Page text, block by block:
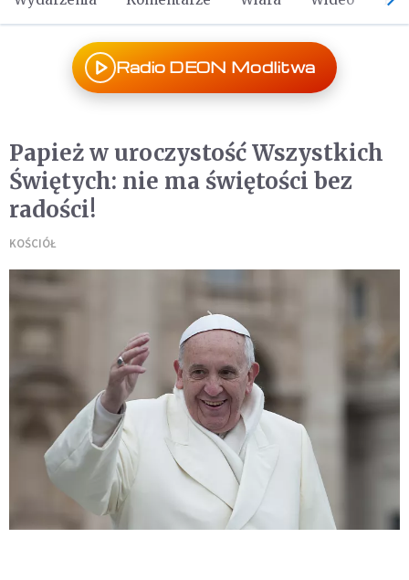
Radio DEON Modlitwa
Papież w uroczystość Wszystkich
Świętych: nie ma świętości bez
radości!
KOŚCIÓŁ